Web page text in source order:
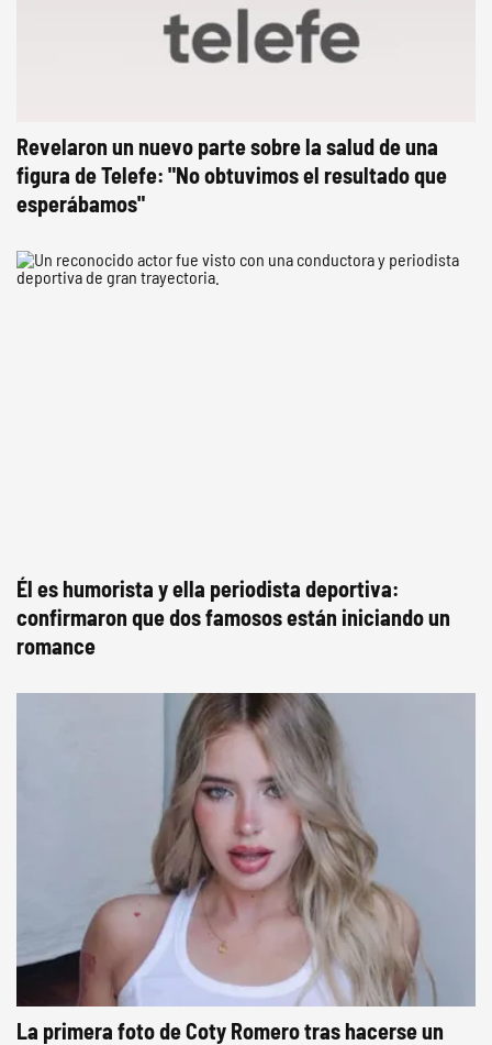
Revelaron un nuevo parte sobre la salud de una
figura de Telefe: "No obtuvimos el resultado que
esperábamos"
Él es humorista y ella periodista deportiva:
confirmaron que dos famosos están iniciando un
romance
La primera foto de Coty Romero tras hacerse un